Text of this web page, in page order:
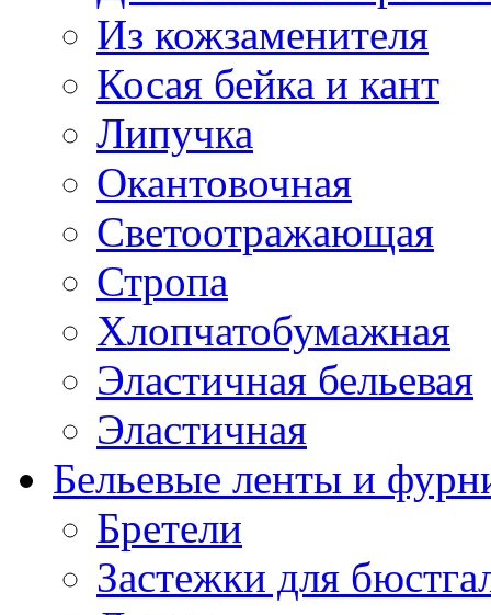
Из кожзаменителя
Косая бейка и кант
Липучка
Окантовочная
Светоотражающая
Стропа
Хлопчатобумажная
Эластичная бельевая
Эластичная
Бельевые ленты и
Бретели
Застежки для